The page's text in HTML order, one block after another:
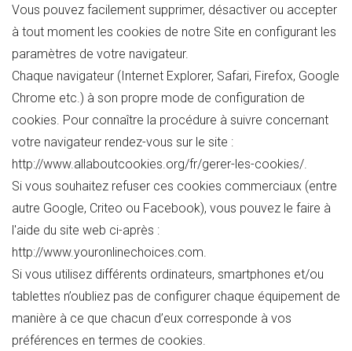
Vous pouvez facilement supprimer, désactiver ou accepter
à tout moment les cookies de notre Site en configurant les
paramètres de votre navigateur.
Chaque navigateur (Internet Explorer, Safari, Firefox, Google
Chrome etc.) à son propre mode de configuration de
cookies. Pour connaître la procédure à suivre concernant
votre navigateur rendez-vous sur le site :
http://www.allaboutcookies.org/fr/gerer-les-cookies/.
Si vous souhaitez refuser ces cookies commerciaux (entre
autre Google, Criteo ou Facebook), vous pouvez le faire à
l'aide du site web ci-après :
http://www.youronlinechoices.com.
Si vous utilisez différents ordinateurs, smartphones et/ou
tablettes n’oubliez pas de configurer chaque équipement de
manière à ce que chacun d’eux corresponde à vos
préférences en termes de cookies.